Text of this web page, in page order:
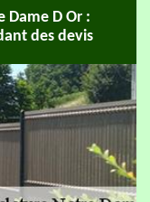
Dame D Or :
des devis